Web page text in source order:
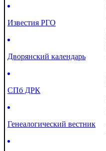
Известия РГО
Дворянский календарь
СПб ДРК
Генеалогический вестник